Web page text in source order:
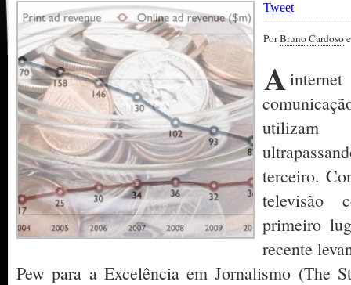
Tweet
PorBruno Cardoso
A
utilizam
terceiro.
televisão
primeiro
recente
Pew para a Excelência em Jornalismo (The